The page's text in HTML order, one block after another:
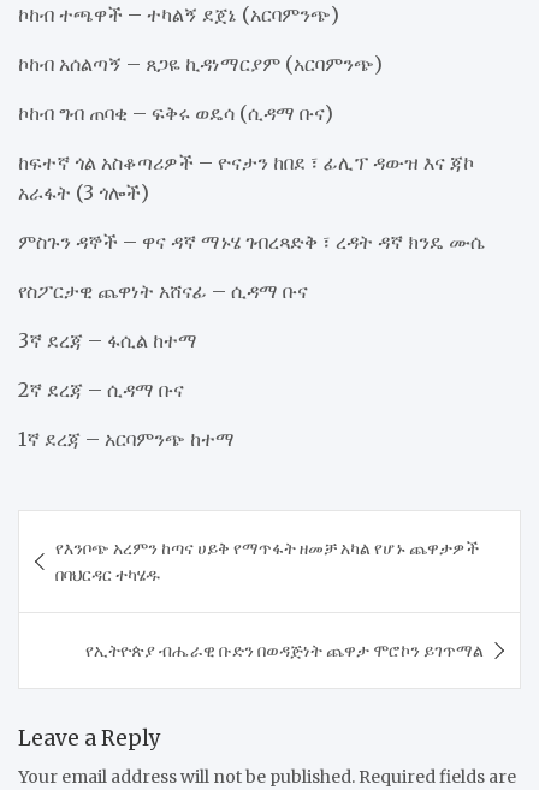
ኮከብ ተጫዋች – ተካልኝ ደጀኔ (አርባምንጭ)
ኮከብ አሰልጣኝ – ጸጋዬ ኪዳነማርያም (አርባምንጭ)
ኮከብ ግብ ጠባቂ – ፍቅሩ ወዴሳ (ሲዳማ ቡና)
ከፍተኛ ጎል አስቆጣሪዎች – ዮናታን ከበደ ፣ ፊሊፕ ዳውዝ እና ጃኮ
አራፋት (3 ጎሎች)
ምስጉን ዳኞች – ዋና ዳኛ ማኑሄ ገብረጻድቅ ፣ ረዳት ዳኛ ክንዴ ሙሴ
የስፖርታዊ ጨዋነት አሸናፊ – ሲዳማ ቡና
3ኛ ደረጃ – ፋሲል ከተማ
2ኛ ደረጃ – ሲዳማ ቡና
1ኛ ደረጃ – አርባምንጭ ከተማ
navigation
​የእንቦጭ አረምን ከጣና ሀይቅ የማጥፋት ዘመቻ አካል የሆኑ ጨዋታዎች
በባህርዳር ተካሄዱ
የኢትዮጵያ ብሔራዊ ቡድን በወዳጅነት ጨዋታ ሞሮኮን ይገጥማል
Leave a Reply
Your email address will not be published. Required fields are